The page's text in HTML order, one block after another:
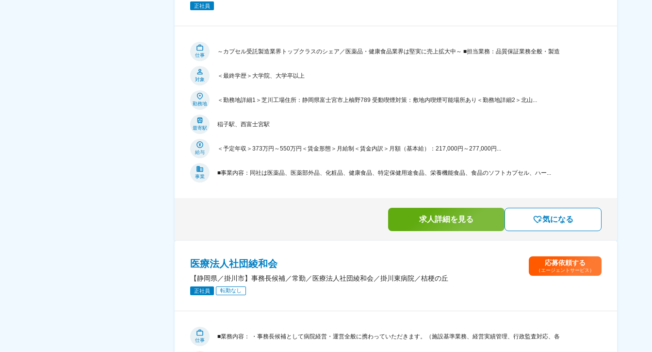
正社員
仕事
～カプセル受託製造業界トップクラスのシェア／医薬品・健康食品業界は堅実に売上拡大中～ ■担当業務：品質保証業務全般・製造
対象
＜最終学歴＞大学院、大学卒以上
勤務地
＜勤務地詳細1＞芝川工場住所：静岡県富士宮市上柚野789 受動喫煙対策：敷地内喫煙可能場所あり＜勤務地詳細2＞北山...
最寄駅
稲子駅、西富士宮駅
給与
＜予定年収＞373万円～550万円＜賃金形態＞月給制＜賃金内訳＞月額（基本給）：217,000円～277,000円...
事業
■事業内容：同社は医薬品、医薬部外品、化粧品、健康食品、特定保健用途食品、栄養機能食品、食品のソフトカプセル、ハー...
求人詳細を見る 気になる
医療法人社団綾和会
【静岡県／掛川市】事務長候補／常勤／医療法人社団綾和会／掛川東病院／桔梗の丘
正社員 転勤なし
応募依頼する
（エージェントサービス）
仕事
■業務内容： ・事務長候補として病院経営・運営全般に携わっていただきます。（施設基準業務、経営実績管理、行政監査対応、各